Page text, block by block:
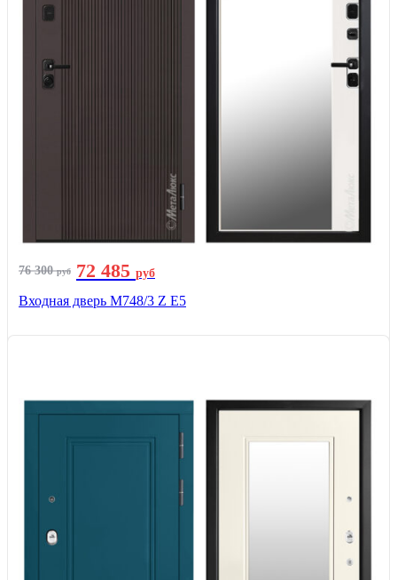
76 300руб 72 485 руб
Входная дверь М748/3 Z Е5